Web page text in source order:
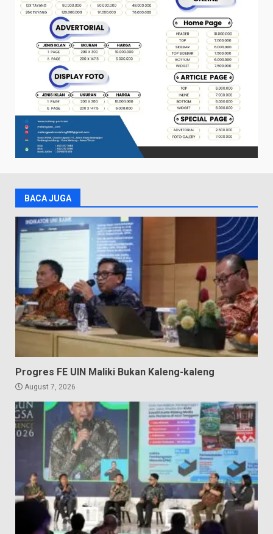
BACA JUGA
Progres FE UIN Maliki Bukan Kaleng-kaleng
August 7, 2026